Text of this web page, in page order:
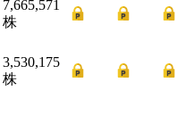
7,665,571
株
3,530,175
株